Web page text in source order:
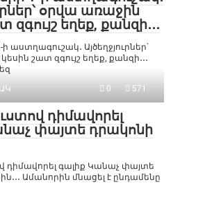
օրվա առաջին
զգույշ եղեք, քանզի․․․
աստղագուշակ․ Այծեղջյուրներ՝
շատ զգույշ եղեք, քանզի․․․
0 571
դիմավորել
փայտե դրակոնի
դիմավորել գալիք Կանաչ փայտե
Ամանորին մնացել է ընդամենը